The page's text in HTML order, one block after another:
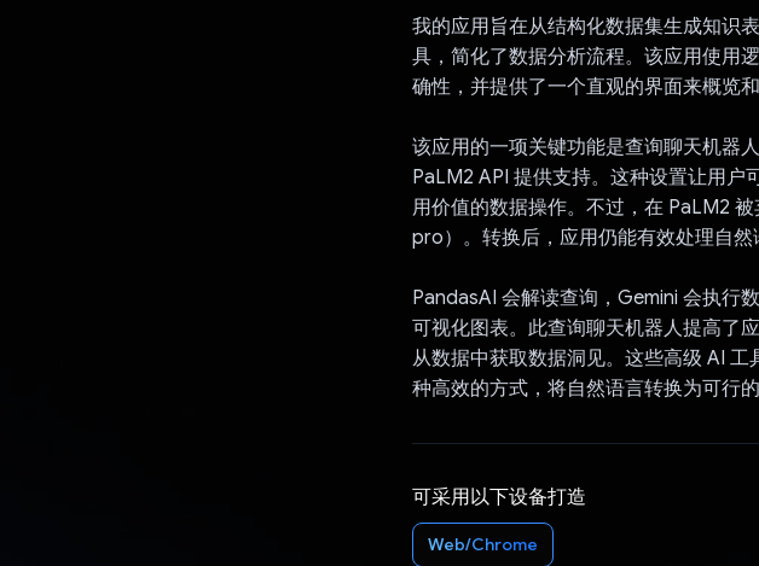
我的应用旨在从结构化数据集生成知识
具，简化了数据分析流程。该应用使用
确性，并提供了一个直观的界面来概览和
该应用的一项关键功能是查询聊天机器
PaLM2 API 提供支持。这种设置让用
用价值的数据操作。不过，在 PaLM2
pro）。转换后，应用仍能有效处理自然
PandasAI 会解读查询，Gemini 会执行
可视化图表。此查询聊天机器人提高了
从数据中获取数据洞见。这些高级 AI
种高效的方式，将自然语言转换为可行
可采用以下设备打造
Web/Chrome